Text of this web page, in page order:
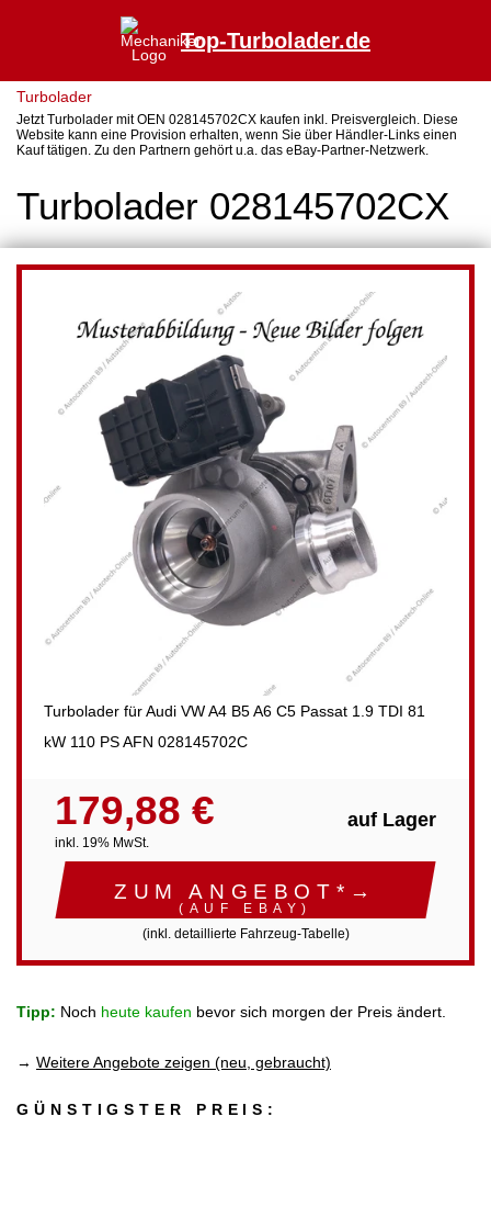
Top-Turbolader.de
Turbolader
Jetzt Turbolader mit OEN 028145702CX kaufen inkl. Preisvergleich. Diese
Website kann eine Provision erhalten, wenn Sie über Händler-Links einen
Kauf tätigen. Zu den Partnern gehört u.a. das eBay-Partner-Netzwerk.
Turbolader 028145702CX
Turbolader für Audi VW A4 B5 A6 C5 Passat 1.9 TDI 81
kW 110 PS AFN 028145702C
179,88 €
inkl. 19% MwSt.
auf Lager
ZUM ANGEBOT*→
(AUF EBAY)
(inkl. detaillierte Fahrzeug-Tabelle)
Tipp: Noch heute kaufen bevor sich morgen der Preis ändert.
→ Weitere Angebote zeigen (neu, gebraucht)
GÜNSTIGSTER PREIS: